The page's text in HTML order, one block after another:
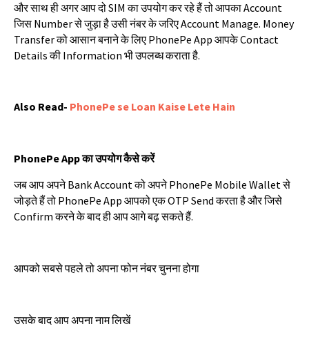
औरसाथहीअगरआपदोSIMकाउपयोगकररहेहैंतोआपकाAccount
जिस Numberसेजुड़ाहैउसीनंबरकेजरिएAccount Manage. Money
Transferकोआसानबनानेकेलिए PhonePe App आपकेContact
Detailsकी Information भीउपलब्धकराताहै.
Also Read- PhonePe se Loan Kaise Lete Hain
PhonePe Appकाउपयोगकैसेकरें
जबआपअपनेBank AccountकोअपनेPhonePe Mobile Walletसे
जोड़तेहैंतो PhonePe App आपकोएकOTP Sendकरताहैऔरजिसे
Confirmकरनेकेबादहीआपआगेबढ़सकतेहैं.
आपकोसबसेपहलेतोअपनाफोननंबरचुननाहोगा
उसकेबादआपअपनानामलिखें